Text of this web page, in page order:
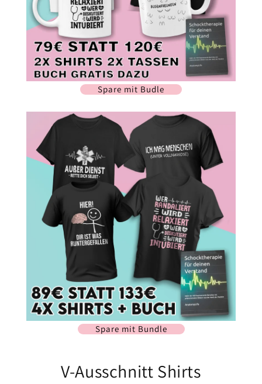
Spare mit Budle
Spare mit Bundle
V-Ausschnitt Shirts